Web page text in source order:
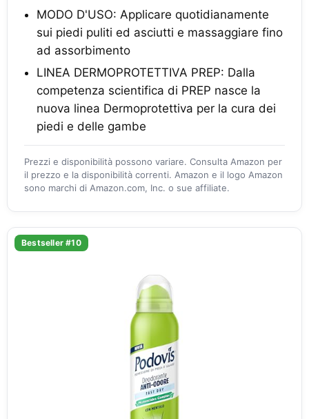
MODO D'USO: Applicare quotidianamente
sui piedi puliti ed asciutti e massaggiare fino
ad assorbimento
LINEA DERMOPROTETTIVA PREP: Dalla
competenza scientifica di PREP nasce la
nuova linea Dermoprotettiva per la cura dei
piedi e delle gambe
Prezzi e disponibilità possono variare. Consulta Amazon per
il prezzo e la disponibilità correnti. Amazon e il logo Amazon
sono marchi di Amazon.com, Inc. o sue affiliate.
Bestseller #10